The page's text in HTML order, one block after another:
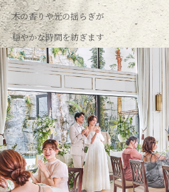
木の香りや光の揺らぎが
穏やかな時間を紡ぎます